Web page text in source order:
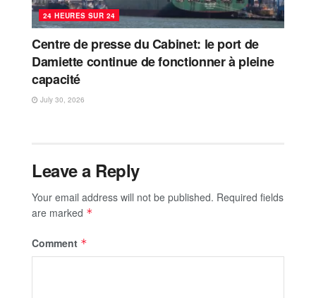
24 HEURES SUR 24
Centre de presse du Cabinet: le port de
Damiette continue de fonctionner à pleine
capacité
July 30, 2026
Leave a Reply
Your email address will not be published. Required fields
are marked *
Comment *